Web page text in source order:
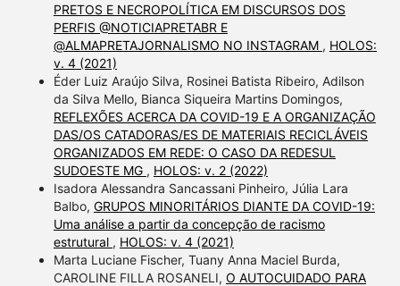
PRETOS E NECROPOLÍTICA EM DISCURSOS DOS
PERFIS @NOTICIAPRETABR E
@ALMAPRETAJORNALISMO NO INSTAGRAM , HOLOS:
v. 4 (2021)
Éder Luiz Araújo Silva, Rosinei Batista Ribeiro, Adilson
da Silva Mello, Bianca Siqueira Martins Domingos,
REFLEXÕES ACERCA DA COVID-19 E A ORGANIZAÇÃO
DAS/OS CATADORAS/ES DE MATERIAIS RECICLÁVEIS
ORGANIZADOS EM REDE: O CASO DA REDESUL
SUDOESTE MG , HOLOS: v. 2 (2022)
Isadora Alessandra Sancassani Pinheiro, Júlia Lara
Balbo, GRUPOS MINORITÁRIOS DIANTE DA COVID-19:
Uma análise a partir da concepção de racismo
estrutural , HOLOS: v. 4 (2021)
Marta Luciane Fischer, Tuany Anna Maciel Burda,
CAROLINE FILLA ROSANELI, O AUTOCUIDADO PARA